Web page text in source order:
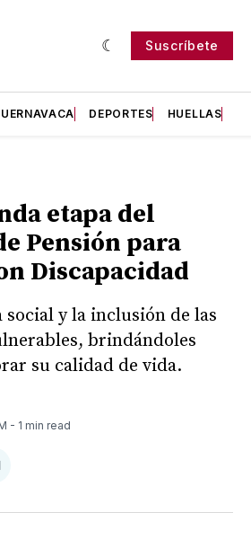
Suscríbete
DEPORTES HUELLAS
etapa del
Pensión para
Discapacidad
social y la inclusión de las
brindándoles
su calidad de vida.
- 1 min read